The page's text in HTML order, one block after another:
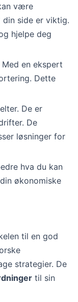
være
din side er viktig.
hjelpe deg
en ekspert
Dette
De er
De
løsninger for
hva du kan
økonomiske
til en god
strategier. De
til sin